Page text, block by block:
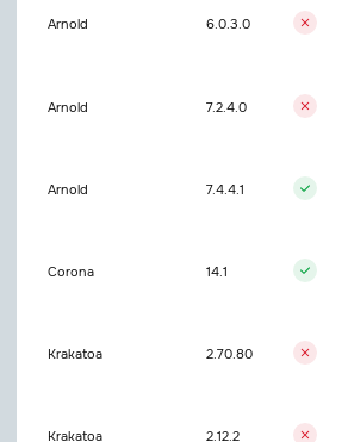
Arnold 6.0.3.0
Arnold 7.2.4.0
Arnold 7.4.4.1
Corona 14.1
Krakatoa 2.70.80
Krakatoa 2.12.2